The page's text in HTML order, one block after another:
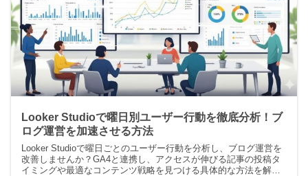
Looker Studioで曜日別ユーザー行動を徹底分析！ブ
ログ運営を加速させる方法
Looker Studioで曜日ごとのユーザー行動を分析し、ブログ運営を
改善しませんか？GA4と連携し、アクセスが伸びる記事の投稿タ
イミングや最適なコンテンツ戦略を見つける具体的な方法を解説